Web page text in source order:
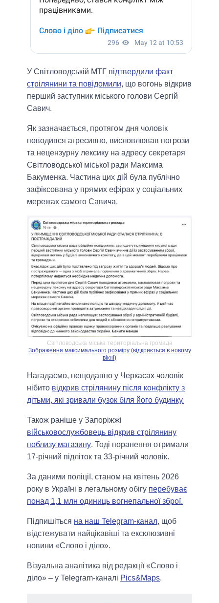
У Світловодській МТГ підтвердили факт
стрілянини та повідомили, що вогонь відкрив
перший заступник міського голови Сергій
Савич.
Як зазначається, протягом дня чоловік
поводився агресивно, висловлював погрози
та нецензурну лексику на адресу секретаря
Світловодської міської ради Максима
Бакуменка. Частина цих дій була публічно
зафіксована у прямих ефірах у соціальних
мережах самого Савича.
Світловодська міська територіальна громада
Зображення максимального розміру (відкриється в новому
вікні)
Нагадаємо, нещодавно у Черкасах чоловік
нібито відкрив стрілянину після конфлікту з
дітьми, які зривали бузок біля його будинку.
Також раніше у Запоріжжі
військовослужбовець відкрив стрілянину
поблизу магазину. Тоді поранення отримали
17-річний підліток та 33-річний чоловік.
За даними поліції, станом на квітень 2026
року в Україні в легальному обігу перебуває
понад 1,1 млн одиниць вогнепальної зброї.
Підпишіться на наш Telegram-канал, щоб
відстежувати найцікавіші та ексклюзивні
новини «Слово і діло».
Візуальна аналітика від редакції «Слово і
діло» – у Telegram-каналі Pics&Maps.